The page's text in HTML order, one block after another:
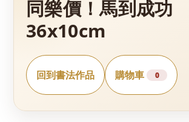
同樂價！馬到成功
36x10cm
回到書法作品 購物車 0